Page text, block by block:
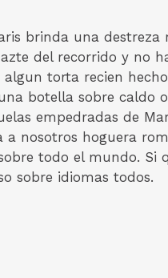
brinda una
del recorrido y no
torta recien
botella sobre caldo
empedradas de
a nosotros hoguera
todo el mundo. Si
sobre idiomas todos.